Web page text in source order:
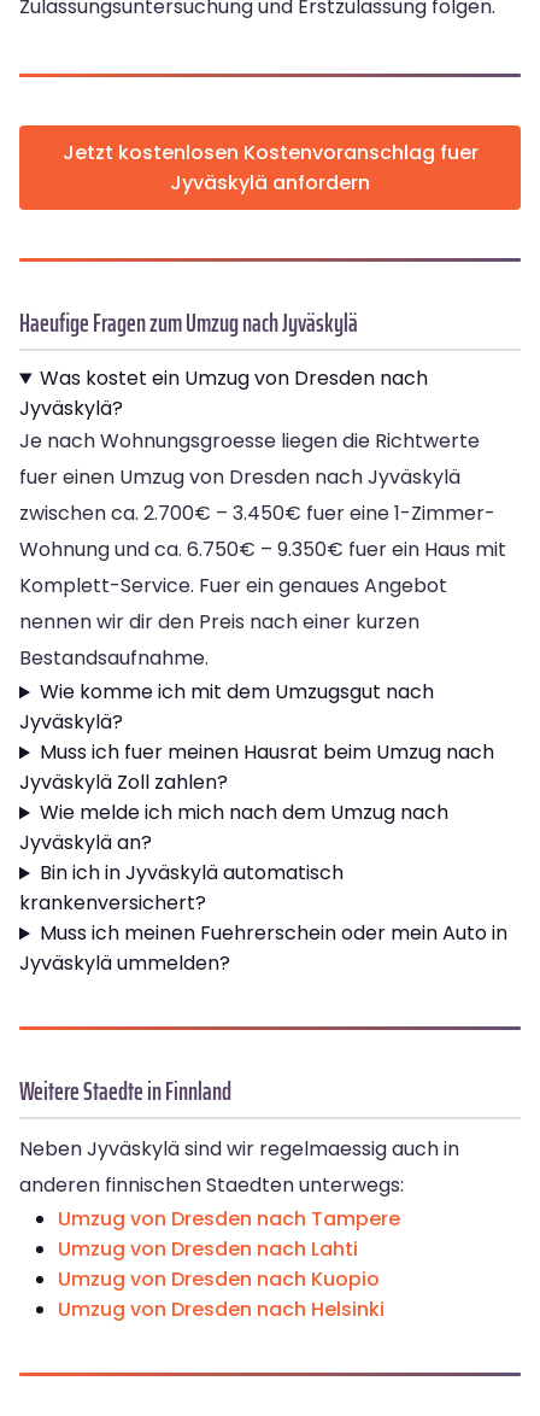
Zulassungsuntersuchung und Erstzulassung folgen.
Jetzt kostenlosen Kostenvoranschlag fuer
Jyväskylä anfordern
Haeufige Fragen zum Umzug nach Jyväskylä
Was kostet ein Umzug von Dresden nach
Jyväskylä?
Je nach Wohnungsgroesse liegen die Richtwerte
fuer einen Umzug von Dresden nach Jyväskylä
zwischen ca. 2.700€ – 3.450€ fuer eine 1-Zimmer-
Wohnung und ca. 6.750€ – 9.350€ fuer ein Haus mit
Komplett-Service. Fuer ein genaues Angebot
nennen wir dir den Preis nach einer kurzen
Bestandsaufnahme.
Wie komme ich mit dem Umzugsgut nach
Jyväskylä?
Muss ich fuer meinen Hausrat beim Umzug nach
Jyväskylä Zoll zahlen?
Wie melde ich mich nach dem Umzug nach
Jyväskylä an?
Bin ich in Jyväskylä automatisch
krankenversichert?
Muss ich meinen Fuehrerschein oder mein Auto in
Jyväskylä ummelden?
Weitere Staedte in Finnland
Neben Jyväskylä sind wir regelmaessig auch in
anderen finnischen Staedten unterwegs:
Umzug von Dresden nach Tampere
Umzug von Dresden nach Lahti
Umzug von Dresden nach Kuopio
Umzug von Dresden nach Helsinki